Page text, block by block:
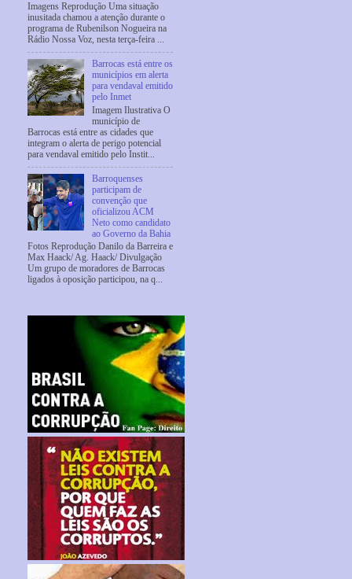
Imagens Reprodução Uma situação
inusitada chamou a atenção durante o
programa de Rubenilson Nogueira na
Rádio Nossa Voz, nesta terça-feira ...
Barrocas está entre os
municípios em alerta
para vendaval emitido
pelo Inmet
Imagem Ilustrativa O
município de
Barrocas está entre as cidades que
integram o alerta de perigo potencial
para vendaval emitido pelo Instit...
Barroquenses
participam de
convenção que
oficializou ACM
Neto como candidato
ao Governo da Bahia
Fotos Reprodução Danilo da Barreira e
Max Haack/ Ag. Haack/ Divulgação
Um grupo de moradores de Barrocas
ligados à oposição participou, na q...